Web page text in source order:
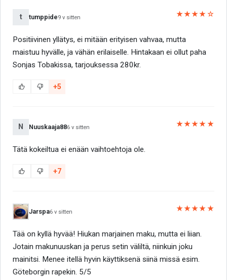
t tumppide9 v sitten ★★★★☆
Positiivinen yllätys, ei mitään erityisen vahvaa, mutta
maistuu hyvälle, ja vähän erilaiselle. Hintakaan ei ollut paha
Sonjas Tobakissa, tarjouksessa 280kr.
+5
N Nuuskaaja886 v sitten ★★★★★
Tätä kokeiltua ei enään vaihtoehtoja ole.
+7
Jarspa6 v sitten ★★★★★
Tää on kyllä hyvää! Hiukan marjainen maku, mutta ei liian.
Jotain makunuuskan ja perus setin väliltä, niinkuin joku
mainitsi. Menee itellä hyvin käyttiksenä siinä missä esim.
Göteborgin rapekin. 5/5